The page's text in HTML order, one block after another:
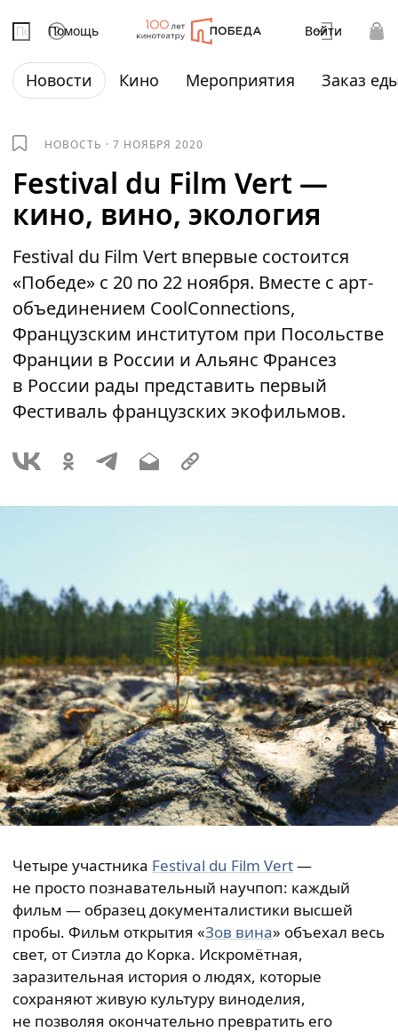
Помощь Войти
Новости Кино Мероприятия Заказ
НОВОСТЬ ·7 НОЯБРЯ 2020
Festival du Film Vert —
кино, вино, экология
Festival du Film Vert впервые состоится
«Победе» с 20 по 22 ноября. Вместе с арт-
объединением CoolConnections,
Французским институтом при Посольстве
Франции в России и Альянс Франсез
в России рады представить первый
Фестиваль французских экофильмов.
Четыре участника Festival du Film Vert—
не просто познавательный научпоп: каждый
фильм — образец документалистики высшей
пробы. Фильм открытия «Зов вина» объехал весь
свет, от Сиэтла до Корка. Искромётная,
заразительная история о людях, которые
сохраняют живую культуру виноделия,
не позволяя окончательно превратить его